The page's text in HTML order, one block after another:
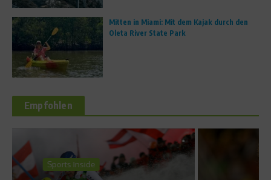
Mitten in Miami: Mit dem Kajak durch den
Oleta River State Park
Empfohlen
Sports Inside